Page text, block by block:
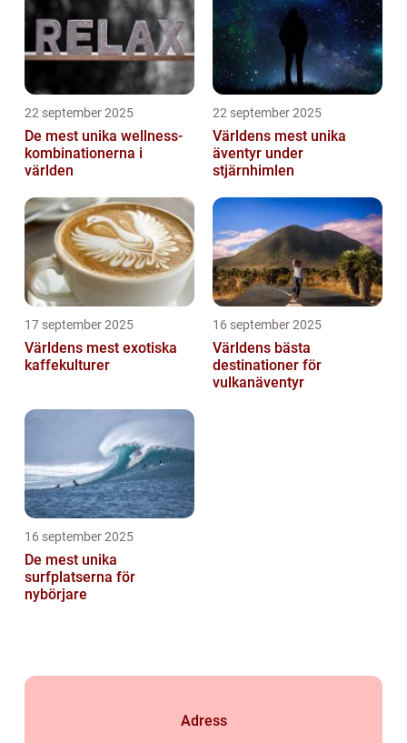
22 september 2025
De mest unika wellness-
kombinationerna i
världen
22 september 2025
Världens mest unika
äventyr under
stjärnhimlen
17 september 2025
Världens mest exotiska
kaffekulturer
16 september 2025
Världens bästa
destinationer för
vulkanäventyr
16 september 2025
De mest unika
surfplatserna för
nybörjare
Adress